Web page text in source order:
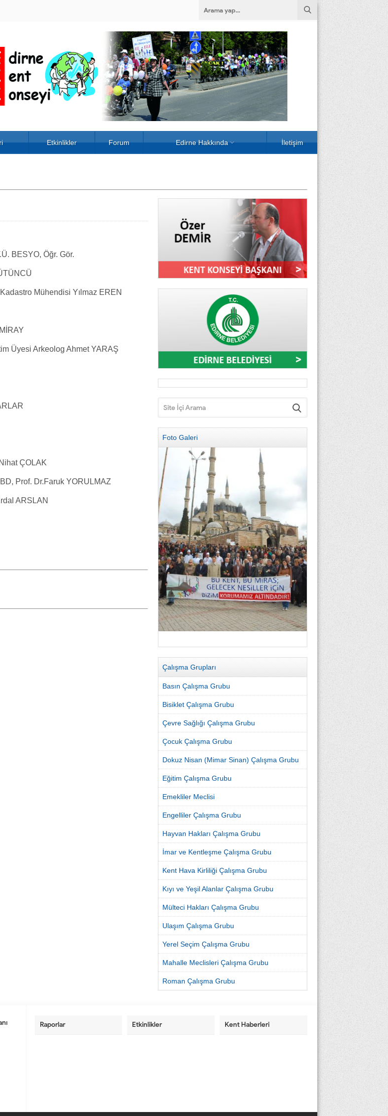
Etkinlikler Forum Edirne Hakkında İletişim
BESYO, Öğr. Gör.
Mühendisi Yılmaz EREN
Üyesi Arkeolog Ahmet YARAŞ
ÇOLAK
Prof. Dr.Faruk YORULMAZ
ARSLAN
Foto Galeri
Çalışma Grupları
Basın Çalışma Grubu
Bisiklet Çalışma Grubu
Çevre Sağlığı Çalışma Grubu
Çocuk Çalışma Grubu
Dokuz Nisan (Mimar Sinan) Çalışma Grubu
Eğitim Çalışma Grubu
Emekliler Meclisi
Engelliler Çalışma Grubu
Hayvan Hakları Çalışma Grubu
İmar ve Kentleşme Çalışma Grubu
Kent Hava Kirliliği Çalışma Grubu
Kıyı ve Yeşil Alanlar Çalışma Grubu
Mülteci Hakları Çalışma Grubu
Ulaşım Çalışma Grubu
Yerel Seçim Çalışma Grubu
Mahalle Meclisleri Çalışma Grubu
Roman Çalışma Grubu
Raporlar Etkinlikler Kent Haberleri